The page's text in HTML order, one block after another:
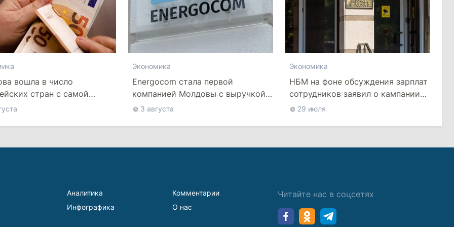
вошла в число
стран с самой
минимальной зарплатой
Экономика
Energocom стала первой
компанией Молдовы с выручкой
свыше миллиарда евро
3 августа
Экономика
НБМ на фоне обсуждения зарплат
сотрудников заявил о кампании
по дискредитации учреждения
29 июля
Аналитика
Комментарии
Инфографика О нас
Читайте нас в соцсетях